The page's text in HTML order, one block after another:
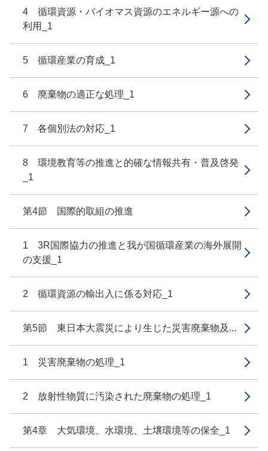
4 循環資源・バイオマス資源のエネルギー源への
利用_1
5 循環産業の育成_1
6 廃棄物の適正な処理_1
7 各個別法の対応_1
8 環境教育等の推進と的確な情報共有・普及啓発
_1
第4節 国際的取組の推進
1 3R国際協力の推進と我が国循環産業の海外展開
の支援_1
2 循環資源の輸出入に係る対応_1
第5節 東日本大震災により生じた災害廃棄物及...
1 災害廃棄物の処理_1
2 放射性物質に汚染された廃棄物の処理_1
第4章 大気環境、水環境、土壌環境等の保全_1